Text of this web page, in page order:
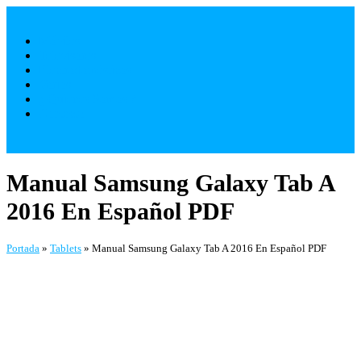
contenido
Manual Samsung Galaxy Tab A
2016 En Español PDF
Portada » Tablets » Manual Samsung Galaxy Tab A 2016 En Español PDF